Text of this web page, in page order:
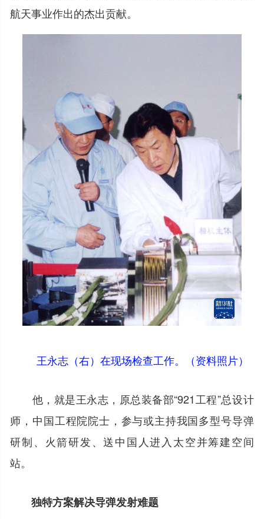
航天事业作出的杰出贡献。
王永志（右）在现场检查工作。（资料照片）
他，就是王永志，原总装备部“921工程”总设计
师，中国工程院院士，参与或主持我国多型号导弹
研制、火箭研发、送中国人进入太空并筹建空间
站。
独特方案解决导弹发射难题